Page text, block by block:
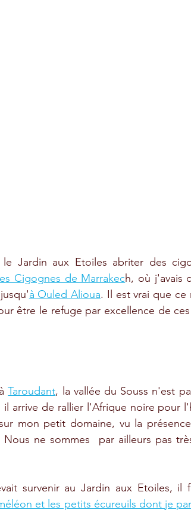
Jardin aux Etoiles abriter des
Cigognes de Marrakech, où j'avais
à Ouled Alioua. Il est vrai que ce
être le refuge par excellence de
Taroudant, la vallée du Souss n'est
arrive de rallier l'Afrique noire pour
mon petit domaine, vu la
survenir au Jardin aux Etoiles, il
et les petits écureuils dont je